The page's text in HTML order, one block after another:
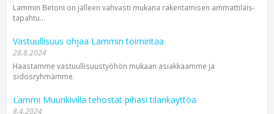
Lammin Betoni on jälleen vahvasti mukana rakentamisen ammattilais­
tapahtu...
Vastuullisuus ohjaa Lammin toimintaa
28.8.2024
Haastamme vastuullisuus­työhön mukaan asiakkaamme ja
sidosryhmämme.
Lammi Muurikivillä tehostat pihasi tilankäyttöä
8.4.2024